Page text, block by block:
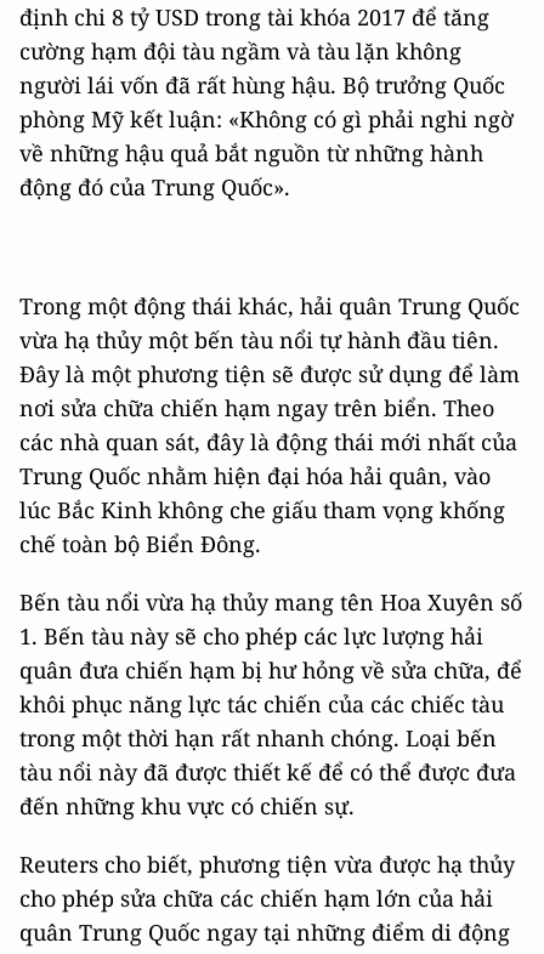
định chi 8 tỷ USD trong tài khóa 2017 để tăng
cường hạm đội tàu ngầm và tàu lặn không
người lái vốn đã rất hùng hậu. Bộ trưởng Quốc
phòng Mỹ kết luận: «Không có gì phải nghi ngờ
về những hậu quả bắt nguồn từ những hành
động đó của Trung Quốc».
Trong một động thái khác, hải quân Trung Quốc
vừa hạ thủy một bến tàu nổi tự hành đầu tiên.
Đây là một phương tiện sẽ được sử dụng để làm
nơi sửa chữa chiến hạm ngay trên biển. Theo
các nhà quan sát, đây là động thái mới nhất của
Trung Quốc nhằm hiện đại hóa hải quân, vào
lúc Bắc Kinh không che giấu tham vọng khống
chế toàn bộ Biển Đông.
Bến tàu nổi vừa hạ thủy mang tên Hoa Xuyên số
1. Bến tàu này sẽ cho phép các lực lượng hải
quân đưa chiến hạm bị hư hỏng về sửa chữa, để
khôi phục năng lực tác chiến của các chiếc tàu
trong một thời hạn rất nhanh chóng. Loại bến
tàu nổi này đã được thiết kế để có thể được đưa
đến những khu vực có chiến sự.
Reuters cho biết, phương tiện vừa được hạ thủy
cho phép sửa chữa các chiến hạm lớn của hải
quân Trung Quốc ngay tại những điểm di động